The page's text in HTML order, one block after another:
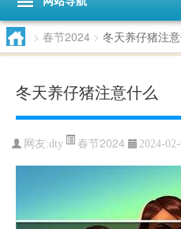
> 春节2024 > 冬天养仔猪注
冬天养仔猪注意什么
网友:dty 春节2024 2024-